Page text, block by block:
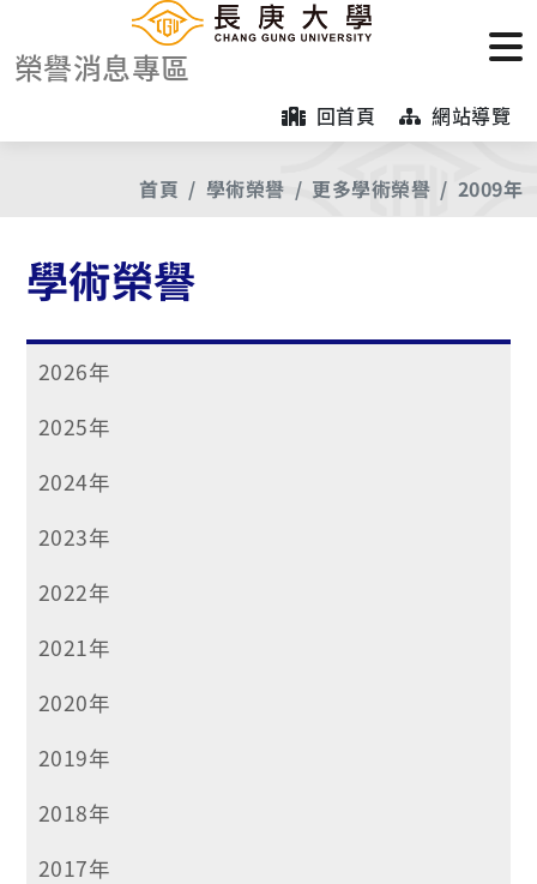
榮譽消息專區
回首頁 網站導覽
首頁 學術榮譽 更多學術榮譽 2009年
學術榮譽
2026年
2025年
2024年
2023年
2022年
2021年
2020年
2019年
2018年
2017年